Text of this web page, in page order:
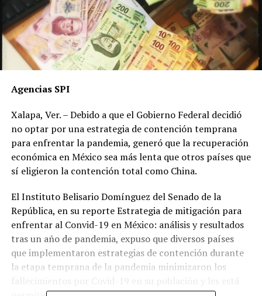
Agencias SPI
Xalapa, Ver. – Debido a que el Gobierno Federal decidió
no optar por una estrategia de contención temprana
para enfrentar la pandemia, generó que la recuperación
económica en México sea más lenta que otros países que
sí eligieron la contención total como China.
El Instituto Belisario Domínguez del Senado de la
República, en su reporte Estrategia de mitigación para
enfrentar al Convid-19 en México: análisis y resultados
tras un año de pandemia, expuso que diversos países
que implementaron estrategias de contención durante
la etapa temprana de la pandemia minimizaron los